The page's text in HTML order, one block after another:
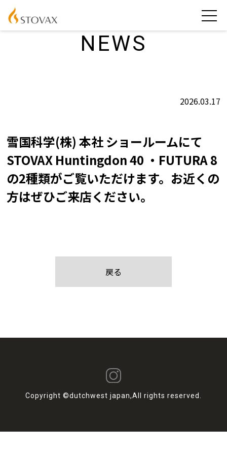
NEWS
2026.03.17
雪国科学(株) 本社 ショールームにて
STOVAX Huntingdon 40 ・FUTURA 8
の2種類がご覧いただけます。お近くの
方はぜひご来店ください。
戻る
Copyright ©dutchwest japan,All rights reserved.